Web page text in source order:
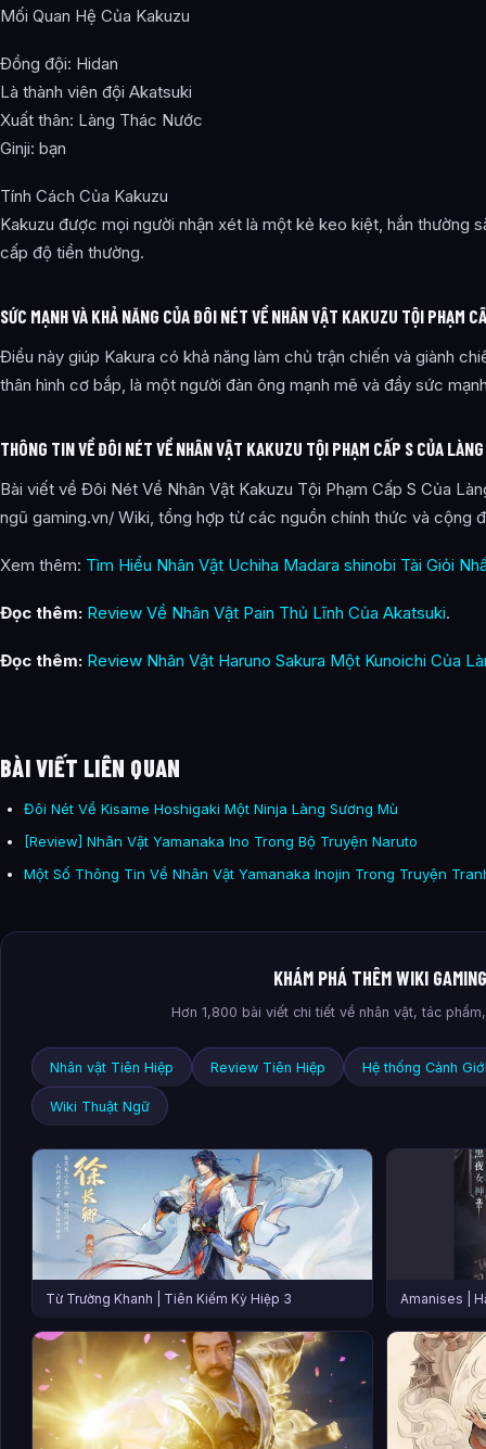
Mối Quan Hệ Của Kakuzu
Đồng đội: Hidan
Là thành viên đội Akatsuki
Xuất thân: Làng Thác Nước
Ginji: bạn
Tính Cách Của Kakuzu
Kakuzu được mọi người nhận xét là một kẻ keo kiệt, hắn thường
cấp độ tiền thường.
SỨC MẠNH VÀ KHẢ NĂNG CỦA ĐÔI NÉT VỀ NHÂN VẬT KAKUZU TỘI PHẠM
Điều này giúp Kakura có khả năng làm chủ trận chiến và giành
thân hình cơ bắp, là một người đàn ông mạnh mẽ và đầy sức
THÔNG TIN VỀ ĐÔI NÉT VỀ NHÂN VẬT KAKUZU TỘI PHẠM CẤP S CỦA
Bài viết về Đôi Nét Về Nhân Vật Kakuzu Tội Phạm Cấp S Của
ngũ gaming.vn/ Wiki, tổng hợp từ các nguồn chính thức và cộng
Xem thêm: Tìm Hiểu Nhân Vật Uchiha Madara shinobi Tài Giỏi
Đọc thêm: Review Về Nhân Vật Pain Thủ Lĩnh Của Akatsuki.
Đọc thêm: Review Nhân Vật Haruno Sakura Một Kunoichi Của
BÀI VIẾT LIÊN QUAN
Đôi Nét Về Kisame Hoshigaki Một Ninja Làng Sương Mù
[Review] Nhân Vật Yamanaka Ino Trong Bộ Truyện Naruto
Một Số Thông Tin Về Nhân Vật Yamanaka Inojin Trong Truyện
KHÁM PHÁ THÊM WIKI GAMING
Hơn 1,800 bài viết chi tiết về nhân vật, tác
Nhân vật Tiên Hiệp Review Tiên Hiệp Hệ thống Cảnh
Wiki Thuật Ngữ
Từ Trường Khanh | Tiên Kiếm Kỳ Hiệp 3 Amanises |